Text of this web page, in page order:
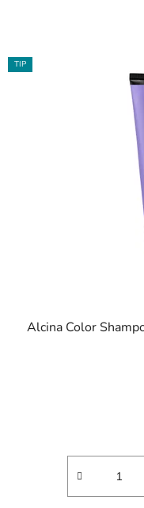
TIP
Alcina Color